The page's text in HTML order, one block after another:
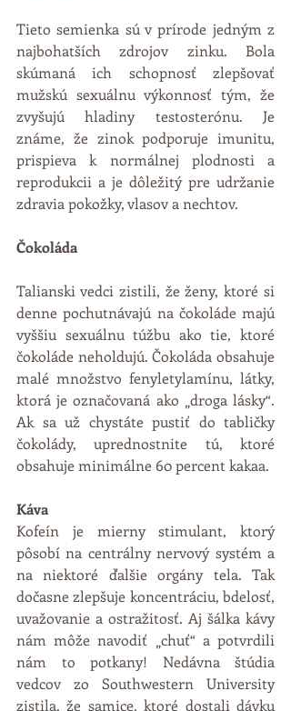
Tieto semienka sú v prírode jedným z
najbohatších zdrojov zinku. Bola
skúmaná ich schopnosť zlepšovať
mužskú sexuálnu výkonnosť tým, že
zvyšujú hladiny testosterónu. Je
známe, že zinok podporuje imunitu,
prispieva k normálnej plodnosti a
reprodukcii a je dôležitý pre udržanie
zdravia pokožky, vlasov a nechtov.
Čokoláda
Talianski vedci zistili, že ženy, ktoré si
denne pochutnávajú na čokoláde majú
vyššiu sexuálnu túžbu ako tie, ktoré
čokoláde neholdujú. Čokoláda obsahuje
malé množstvo fenyletylamínu, látky,
ktorá je označovaná ako „droga lásky“.
Ak sa už chystáte pustiť do tabličky
čokolády, uprednostnite tú, ktoré
obsahuje minimálne 60 percent kakaa.
Káva
Kofeín je mierny stimulant, ktorý
pôsobí na centrálny nervový systém a
na niektoré ďalšie orgány tela. Tak
dočasne zlepšuje koncentráciu, bdelosť,
uvažovanie a ostražitosť. Aj šálka kávy
nám môže navodiť „chuť“ a potvrdili
nám to potkany! Nedávna štúdia
vedcov zo Southwestern University
zistila, že samice, ktoré dostali dávku